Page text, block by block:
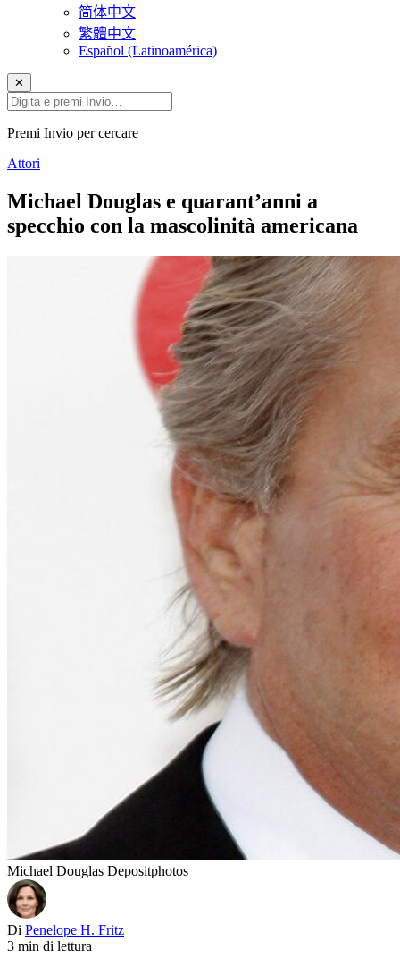
简体中文
繁體中文
Español (Latinoamérica)
✕
Premi Invio per cercare
Attori
Michael Douglas e quarant’anni a
specchio con la mascolinità americana
Michael Douglas Depositphotos
Di Penelope H. Fritz
3 min di lettura